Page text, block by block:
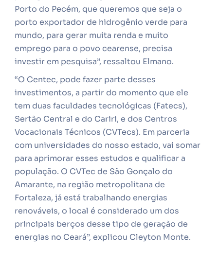
Porto do Pecém, que queremos que seja o
porto exportador de hidrogênio verde para
mundo, para gerar muita renda e muito
emprego para o povo cearense, precisa
investir em pesquisa”, ressaltou Elmano.
“O Centec, pode fazer parte desses
investimentos, a partir do momento que ele
tem duas faculdades tecnológicas (Fatecs),
Sertão Central e do Cariri, e dos Centros
Vocacionais Técnicos (CVTecs). Em parceria
com universidades do nosso estado, vai somar
para aprimorar esses estudos e qualificar a
população. O CVTec de São Gonçalo do
Amarante, na região metropolitana de
Fortaleza, já está trabalhando energias
renováveis, o local é considerado um dos
principais berços desse tipo de geração de
energias no Ceará”, explicou Cleyton Monte.